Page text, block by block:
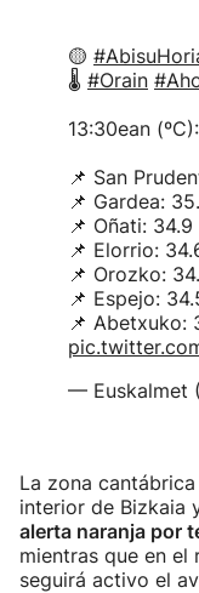
🟡
🌡 #Orain
13:30ean (ºC):
📌 San
📌 Gardea:
📌 Oñati: 34.9
📌 Elorrio:
📌 Orozko:
📌 Espejo:
📌 Abetxuko:
— Euskalmet
La zona
interior de Bizkaia
alerta naranja por
mientras que en el
seguirá activo el